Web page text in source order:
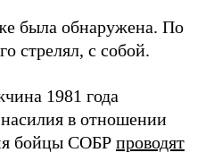
была обнаружена. По
стрелял, с собой.
1981 года
в отношении
бойцы СОБР проводят